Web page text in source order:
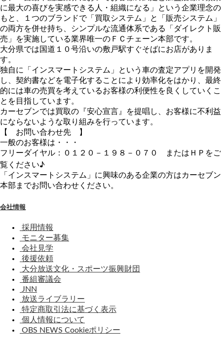
に最大の喜びを実感できる人・組織になる」という企業理念の
もと、１つのブランドで「買取システム」と「販売システム」
の両方を併せ持ち、シンプルな流通体系である「ダイレクト販
売」を実施している業界唯一のＦＣチェーン本部です。
大分県では国道１０号沿いの敷戸駅すぐそばにお店がありま
す。
独自に「インスマートシステム」という車の査定アプリを開発
し、契約書などを電子化することにより効率化をはかり、最終
的には車の売買を考えているお客様の利便性を良くしていくこ
とを目指しています。
カーセブンでは買取の『安心宣言』を提唱し、お客様に不利益
にならないような取り組みを行っています。
【 お問い合わせ先 】
一般のお客様は・・・
フリーダイヤル：０１２０－１９８－０７０ またはＨＰをご
覧ください♪
「インスマートシステム」に興味のある企業の方はカーセブン
本部までお問い合わせください。
会社情報
採用情報
モニター募集
会社見学
後援依頼
大分放送文化・スポーツ振興財団
番組審議会
JNN
放送ライブラリー
特定商取引法に基づく表示
個人情報について
OBS NEWS Cookieポリシー